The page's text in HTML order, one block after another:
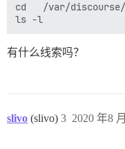
cd   /var/discourse/
有什么线索吗？
slivo (slivo) 2020 年8
3